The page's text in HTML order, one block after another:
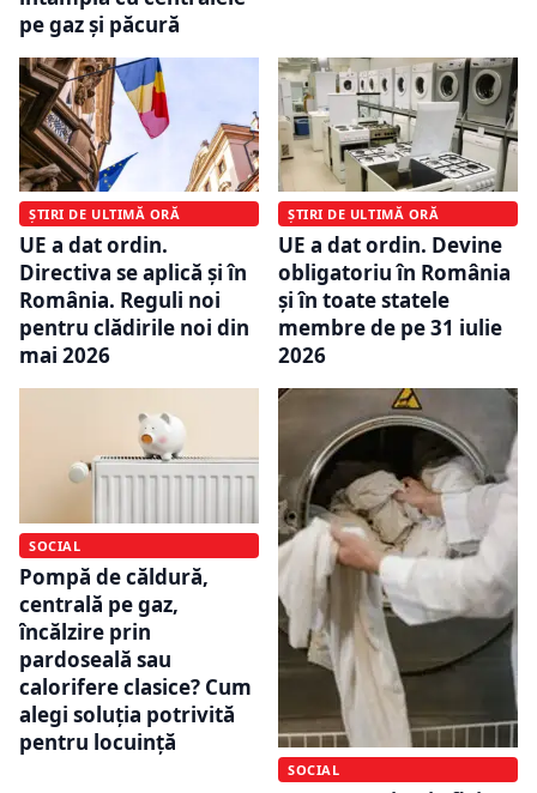
pe gaz și păcură
ȘTIRI DE ULTIMĂ ORĂ
UE a dat ordin.
Directiva se aplică și în
România. Reguli noi
pentru clădirile noi din
mai 2026
ȘTIRI DE ULTIMĂ ORĂ
UE a dat ordin. Devine
obligatoriu în România
și în toate statele
membre de pe 31 iulie
2026
SOCIAL
Pompă de căldură,
centrală pe gaz,
încălzire prin
pardoseală sau
calorifere clasice? Cum
alegi soluția potrivită
pentru locuință
SOCIAL